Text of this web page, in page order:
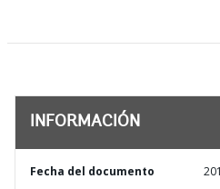
INFORMACIÓN
Fecha del documento